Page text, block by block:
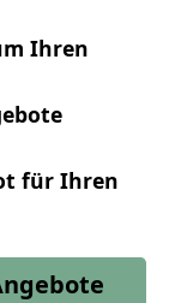
Ihren
für Ihren